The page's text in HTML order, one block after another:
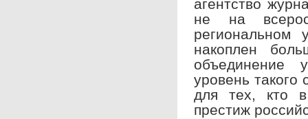
агентство
не на
накоплен
объединение
уровень такого
для тех, кто
престиж